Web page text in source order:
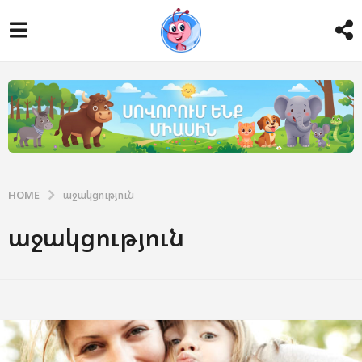
HOME աջակցություն
աջակցություն